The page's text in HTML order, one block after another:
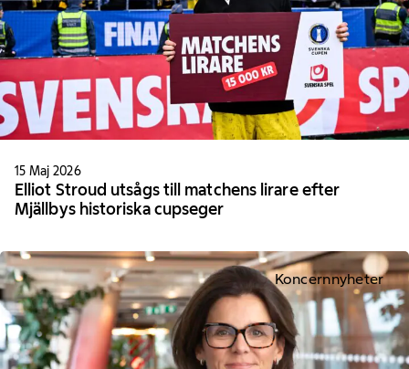
15 Maj 2026
Elliot Stroud utsågs till matchens lirare efter
Mjällbys historiska cupseger
Koncernnyheter